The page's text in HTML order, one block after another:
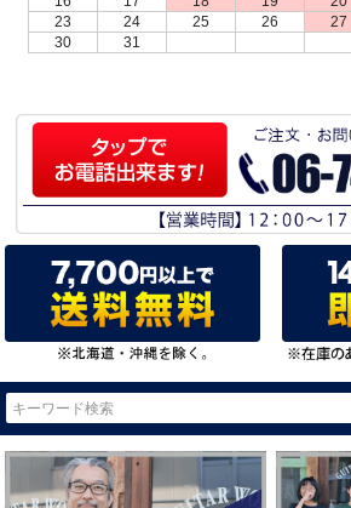
23
24 25 26 27
30
31